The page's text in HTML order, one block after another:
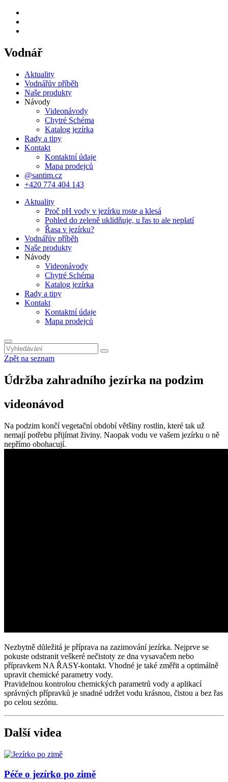
Vodnář
Aktuality
Vodnářův příběh
Naše produkty
Návody
Videonávody
Chytré Schéma
Katalog jezírka
Rady a tipy
Kontakt
Kontaktní údaje
Mapa prodejců
@santim.cz
+420 774 404 143
Aktuality
Proč pH vody v jezírku roste a klesá
Pohled do zeleně uklidňuje, u řas to ale neplatí
Řasa v jezírku?
Vodnářův příběh
Naše produkty
Návody
Videonávody
Chytré Schéma
Katalog jezírka
Rady a tipy
Kontakt
Kontaktní údaje
Mapa prodejců
Zpět na seznam
Údržba zahradního jezírka na podzim
videonávod
Na podzim končí vegetační období většiny rostlin, které tak už
nemají potřebu přijímat živiny. Naopak vodu ve vašem jezírku o ně
nepřímo obohacují.
Nezbytně důležitá je příprava na zazimování jezírka. Nejprve se
pokuste odstranit veškeré nečistoty ze dna vysavačem nebo
přípravkem NA ŘASY-kontakt. Vhodné je také změřit a optimálně
upravit chemické parametry vody.
Pravidelnou kontrolou chemických parametrů vody a aplikací
správných přípravků je snadné udržet vodu krásnou, čistou a bez řas
po celou sezónu.
Další videa
Péče o jezírko po zimě